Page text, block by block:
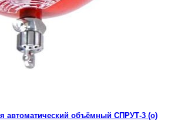
автоматический объёмный СПРУТ-3 (о)